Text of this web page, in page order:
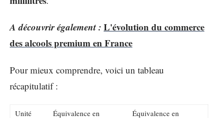
A découvrir également : L'évolution du commerce
des alcools premium en France
Pour mieux comprendre, voici un tableau
récapitulatif :
Unité
Équivalence en
Équivalence en